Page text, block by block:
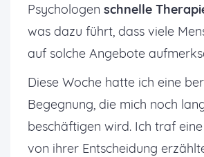
Psychologen schnelle
was dazu führt, dass viele
auf solche Angebote
Diese Woche hatte ich eine
Begegnung, die mich noch
beschäftigen wird. Ich traf
von ihrer Entscheidung